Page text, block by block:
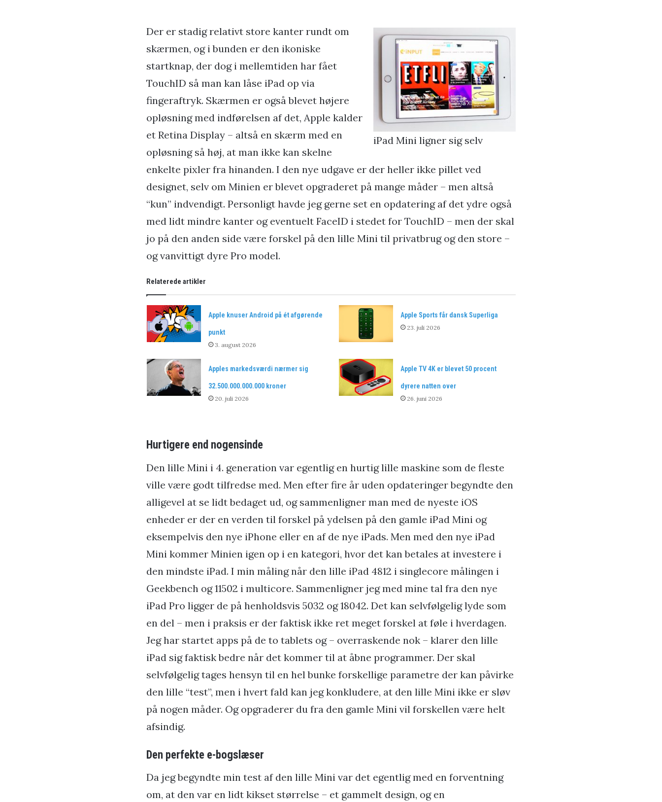
iPad Mini ligner sig selv
Der er stadig relativt store kanter rundt om
skærmen, og i bunden er den ikoniske
startknap, der dog i mellemtiden har fået
TouchID så man kan låse iPad op via
fingeraftryk. Skærmen er også blevet højere
opløsning med indførelsen af det, Apple kalder
et Retina Display – altså en skærm med en
opløsning så høj, at man ikke kan skelne
enkelte pixler fra hinanden. I den nye udgave er der heller ikke pillet ved
designet, selv om Minien er blevet opgraderet på mange måder – men altså
“kun” indvendigt. Personligt havde jeg gerne set en opdatering af det ydre også
med lidt mindre kanter og eventuelt FaceID i stedet for TouchID – men der skal
jo på den anden side være forskel på den lille Mini til privatbrug og den store –
og vanvittigt dyre Pro model.
Relaterede artikler
Apple knuser Android på ét afgørende
punkt
3. august 2026
Apple Sports får dansk Superliga
23. juli 2026
Apples markedsværdi nærmer sig
32.500.000.000.000 kroner
20. juli 2026
Apple TV 4K er blevet 50 procent
dyrere natten over
26. juni 2026
Hurtigere end nogensinde
Den lille Mini i 4. generation var egentlig en hurtig lille maskine som de fleste
ville være godt tilfredse med. Men efter fire år uden opdateringer begyndte den
alligevel at se lidt bedaget ud, og sammenligner man med de nyeste iOS
enheder er der en verden til forskel på ydelsen på den gamle iPad Mini og
eksempelvis den nye iPhone eller en af de nye iPads. Men med den nye iPad
Mini kommer Minien igen op i en kategori, hvor det kan betales at investere i
den mindste iPad. I min måling når den lille iPad 4812 i singlecore målingen i
Geekbench og 11502 i multicore. Sammenligner jeg med mine tal fra den nye
iPad Pro ligger de på henholdsvis 5032 og 18042. Det kan selvfølgelig lyde som
en del – men i praksis er der faktisk ikke ret meget forskel at føle i hverdagen.
Jeg har startet apps på de to tablets og – overraskende nok – klarer den lille
iPad sig faktisk bedre når det kommer til at åbne programmer. Der skal
selvfølgelig tages hensyn til en hel bunke forskellige parametre der kan påvirke
den lille “test”, men i hvert fald kan jeg konkludere, at den lille Mini ikke er sløv
på nogen måder. Og opgraderer du fra den gamle Mini vil forskellen være helt
afsindig.
Den perfekte e-bogslæser
Da jeg begyndte min test af den lille Mini var det egentlig med en forventning
om, at den var en lidt kikset størrelse – et gammelt design, og en